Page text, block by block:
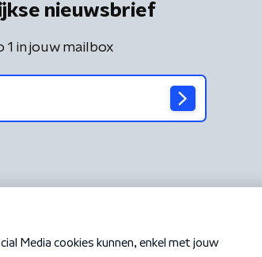
nieuwsbrief
1 in jouw mailbox